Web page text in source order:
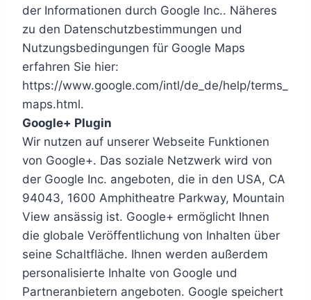
der Informationen durch Google Inc.. Näheres
zu den Datenschutzbestimmungen und
Nutzungsbedingungen für Google Maps
erfahren Sie hier:
https://www.google.com/intl/de_de/help/terms_
maps.html.
Google+ Plugin
Wir nutzen auf unserer Webseite Funktionen
von Google+. Das soziale Netzwerk wird von
der Google Inc. angeboten, die in den USA, CA
94043, 1600 Amphitheatre Parkway, Mountain
View ansässig ist. Google+ ermöglicht Ihnen
die globale Veröffentlichung von Inhalten über
seine Schaltfläche. Ihnen werden außerdem
personalisierte Inhalte von Google und
Partneranbietern angeboten. Google speichert